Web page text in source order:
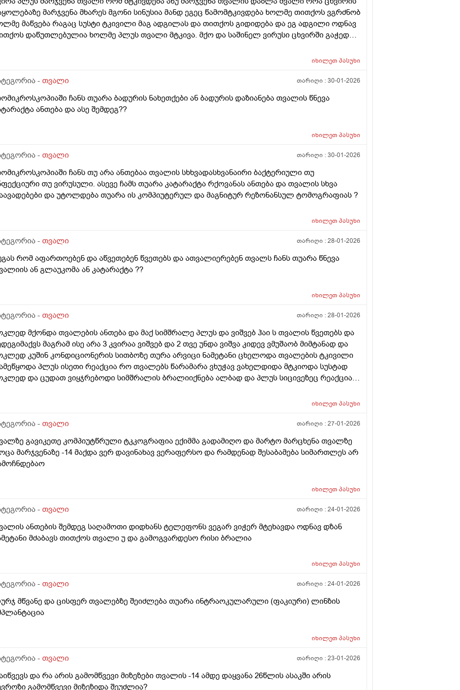
არანაირ წამალს არ ვიყენებ. მაინტერესებს, კომპიუტერის მონიტორთან ამდენი ხანი
და მუშაობა ჩემს მხედველობას დააზიანებს თუ ასეთი თხევადკრისტალური/ლედის
ჩემს შემთხვევაში, ჩემს მხედველობას არ დააზიანებს, თუ წესები დავიცავი?
მარჯვენა მხარეს მგონი სინუსია მანდ ეგეც წამომტკივდება ხოლმე თითქოს ვგრძნობ
მაწვება რაგაც სუსტი ტკივილი მაგ ადგილას და თითქოს გიდიდება და ეგ ადგილი ოდნავ
დაწუთლებულია ხოლმე პლუს თვალი მტკივა. მქო და საშინელ ვირუსი ცხვირში გაჭედვა
აგარ ვარ ხოლმე გაჭედილი დიდიხანია 3 კვირაზე მეტიიქნება გამიარა და მანდ
მანდ ტკივილი თვალზე გადავჯდეს და ანთება გადასულიიყო თვალზე
იხილეთპასუხი
- თვალი თარიღი :30-01-2026
ჩანს თუარა ბადურის ნახეთქები ან ბადურის დაზიანება თვალის წნევა
ანთება და ასე შემდეგ??
იხილეთპასუხი
- თვალი თარიღი :30-01-2026
ჩანს თუ არა ანთებაა თვალის სხხვადასხვანაირი ბაქტერიული თუ
თუ ვირუსული. ასევე ჩამს თუარა კატარაქტა რქოვანას ანთება და თვალის სხვა
და უტოლდება თუარა ის კომპიუტერულ და მაგნიტურ რეზონანსულ ტომოგრაფიას ?
იხილეთპასუხი
- თვალი თარიღი :28-01-2026
რომ აფართოებენ და აწვეთებენ წვეთებს და ათვალიერებენ თვალს ჩანს თუარა წნევა
ან გლაუკომა ან კატარაქტა ??
იხილეთპასუხი
- თვალი თარიღი :28-01-2026
მქონდა თვალების ანთება და მაქ სიმშრალე პლუს და ვიშვებ ჰაი ს თვალის წვეთებს და
მაგრამ ისე არა 3 კვირაა ვიშვებ და 2 თვე უნდა ვიშვა კიდევ ვმუშაობ მიმტანად და
კუშინ კონდიციონერის სითბოზე თურა არვიცი ნამეტანი ცხელოდა თვალების ტკივილი
პლუს ისეთი რეაქცია რო თვალებს წარამარა ვხუჭავ ვახელდიდა მტკიოდა სუსტად
და ცუდათ ვიყჯრებოდი სიმშრალის ბრალიიქნება ალბად და პლუს სიცივეზეც რეაქცია
იხილეთპასუხი
- თვალი თარიღი :27-01-2026
გავიკეთე კომპიუტწრული ტკკოგრაფია ექიმმა გადამიღო და მარტო მარცხენა თვალზე
მარჯვენაზე -14 მაქდა ვერ დავინახავ ვერაფერსო და რამდენად შესაბამება სიმართლეს არ
იხილეთპასუხი
- თვალი თარიღი :24-01-2026
ანთების შემდეგ საღამოთი დიდხანს ტელეფონს ვეგარ ვიჭერ მტეხავდა ოდნავ დზან
მძაბავს თითქოს თვალი უ და გამოგვარდესო რისი ბრალია
იხილეთპასუხი
- თვალი თარიღი :24-01-2026
მწვანე და ცისფერ თვალებზე შეიძლება თუარა ინტრაოკულარული (ფაკიური) ლინზის
იხილეთპასუხი
- თვალი თარიღი :23-01-2026
და რა არის გამომწვევი მიზეზები თვალის -14 ამდე დაყვანა 26წლის ასაკში არის
გამომწვევი მიზეზიდა შეუძლია?